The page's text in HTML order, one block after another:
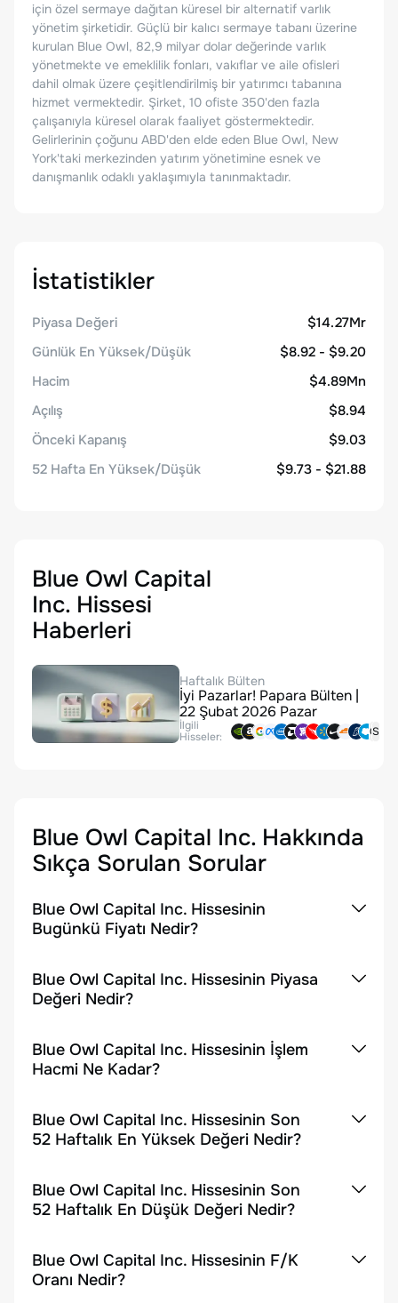
için özel sermaye dağıtan küresel bir alternatif varlık
yönetim şirketidir. Güçlü bir kalıcı sermaye tabanı üzerine
kurulan Blue Owl, 82,9 milyar dolar değerinde varlık
yönetmekte ve emeklilik fonları, vakıflar ve aile ofisleri
dahil olmak üzere çeşitlendirilmiş bir yatırımcı tabanına
hizmet vermektedir. Şirket, 10 ofiste 350'den fazla
çalışanıyla küresel olarak faaliyet göstermektedir.
Gelirlerinin çoğunu ABD'den elde eden Blue Owl, New
York'taki merkezinden yatırım yönetimine esnek ve
danışmanlık odaklı yaklaşımıyla tanınmaktadır.
İstatistikler
Piyasa Değeri
$14.27Mr
Günlük En Yüksek/Düşük
$8.92 - $9.20
Hacim
$4.89Mn
Açılış
$8.94
Önceki Kapanış
$9.03
52 Hafta En Yüksek/Düşük
$9.73 - $21.88
Blue Owl Capital
Inc. Hissesi
Haberleri
Haftalık Bülten
İyi Pazarlar! Papara Bülten |
22 Şubat 2026 Pazar
İlgili
Hisseler:
G
S
Blue Owl Capital Inc. Hakkında
Sıkça Sorulan Sorular
Blue Owl Capital Inc. Hissesinin
Bugünkü Fiyatı Nedir?
Blue Owl Capital Inc. Hissesinin Piyasa
Değeri Nedir?
Blue Owl Capital Inc. Hissesinin İşlem
Hacmi Ne Kadar?
Blue Owl Capital Inc. Hissesinin Son
52 Haftalık En Yüksek Değeri Nedir?
Blue Owl Capital Inc. Hissesinin Son
52 Haftalık En Düşük Değeri Nedir?
Blue Owl Capital Inc. Hissesinin F/K
Oranı Nedir?